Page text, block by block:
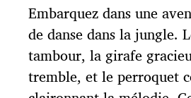
e
p
u
b
l
i
Embarquez dans une
de danse dans la jungle.
tambour, la girafe
tremble, et le perroquet